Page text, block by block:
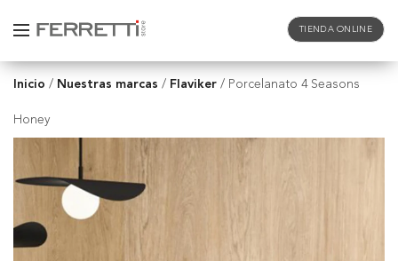
TIENDA ONLINE
Inicio / Nuestras marcas / Flaviker / Porcelanato 4 Seasons
Honey